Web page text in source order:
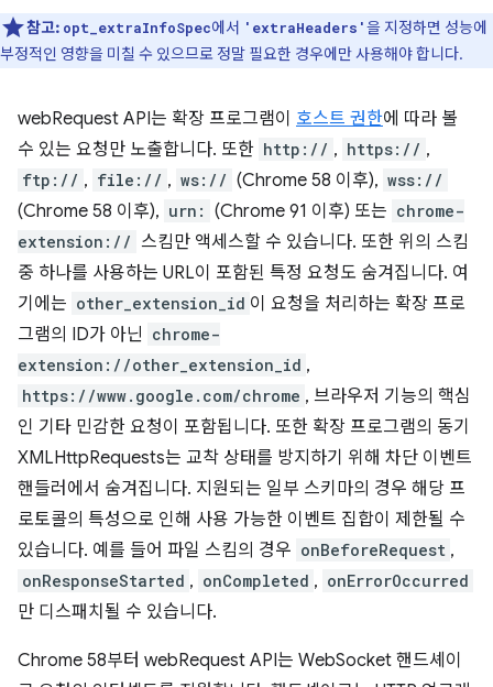
참고: opt_extraInfoSpec에서 'extraHeaders'을 지정하면 성능에
부정적인 영향을 미칠 수 있으므로 정말 필요한 경우에만 사용해야 합니다.
webRequest API는 확장 프로그램이 호스트 권한에 따라 볼
수 있는 요청만 노출합니다. 또한 http:// , https:// ,
ftp:// , file:// , ws:// (Chrome 58 이후), wss://
(Chrome 58 이후), urn: (Chrome 91 이후) 또는 chrome-
extension:// 스킴만 액세스할 수 있습니다. 또한 위의 스킴
중 하나를 사용하는 URL이 포함된 특정 요청도 숨겨집니다. 여
기에는 other_extension_id 이 요청을 처리하는 확장 프로
그램의 ID가 아닌 chrome-
extension://other_extension_id ,
https://www.google.com/chrome , 브라우저 기능의 핵심
인 기타 민감한 요청이 포함됩니다. 또한 확장 프로그램의 동기
XMLHttpRequests는 교착 상태를 방지하기 위해 차단 이벤트
핸들러에서 숨겨집니다. 지원되는 일부 스키마의 경우 해당 프
로토콜의 특성으로 인해 사용 가능한 이벤트 집합이 제한될 수
있습니다. 예를 들어 파일 스킴의 경우 onBeforeRequest ,
onResponseStarted , onCompleted , onErrorOccurred
만 디스패치될 수 있습니다.
Chrome 58부터 webRequest API는 WebSocket 핸드셰이